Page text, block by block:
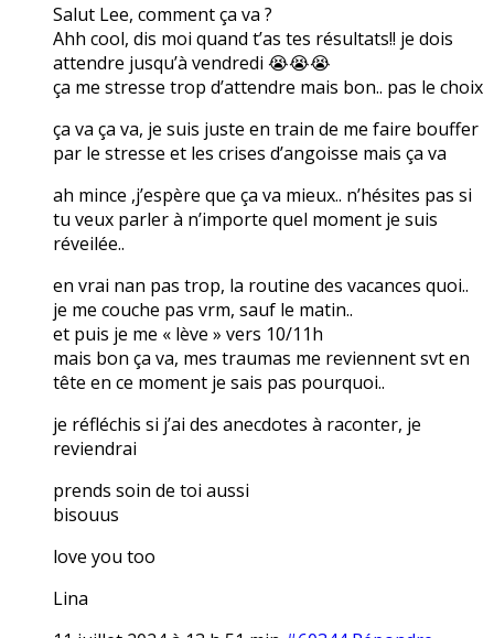
Salut Lee, comment ça va ?
Ahh cool, dis moi quand t’as tes résultats!! je dois
attendre jusqu’à vendredi 😭😭😭
ça me stresse trop d’attendre mais bon.. pas le choix
ça va ça va, je suis juste en train de me faire bouffer
par le stresse et les crises d’angoisse mais ça va
ah mince ,j’espère que ça va mieux.. n’hésites pas si
tu veux parler à n’importe quel moment je suis
réveilée..
en vrai nan pas trop, la routine des vacances quoi..
je me couche pas vrm, sauf le matin..
et puis je me « lève » vers 10/11h
mais bon ça va, mes traumas me reviennent svt en
tête en ce moment je sais pas pourquoi..
je réfléchis si j’ai des anecdotes à raconter, je
reviendrai
prends soin de toi aussi
bisouus
love you too
Lina